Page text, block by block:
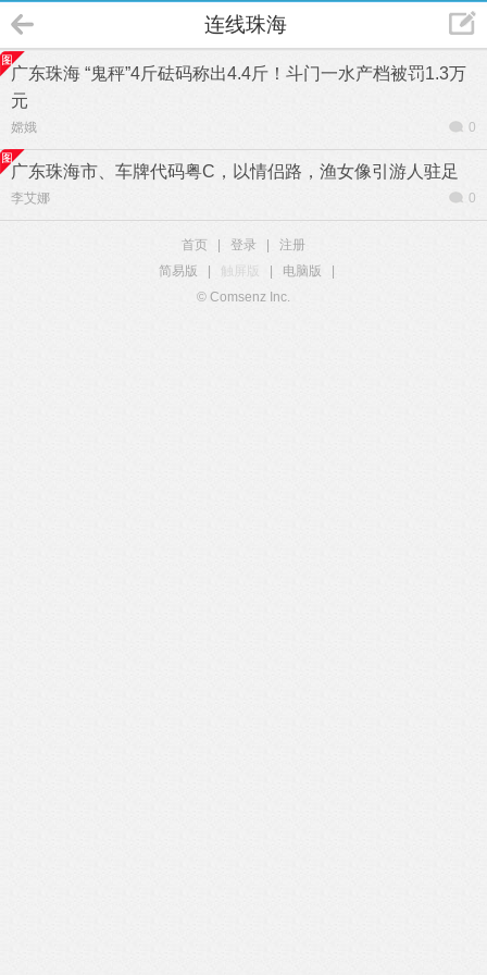
连线珠海
广东珠海 “鬼秤”4斤砝码称出4.4斤！斗门一水产档被罚1.3万
元
嫦娥 0
广东珠海市、车牌代码粤C，以情侣路，渔女像引游人驻足
李艾娜 0
首页 登录
注册
简易版
触屏版 电脑版
© Comsenz Inc.